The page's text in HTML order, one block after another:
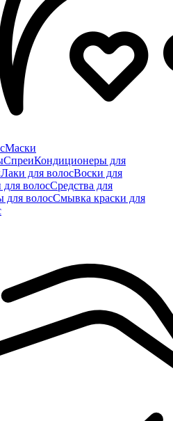
Маски
СпреиКондиционеры для
Лаки для волосВоски для
для волосСредства для
для волосСмывка краски для